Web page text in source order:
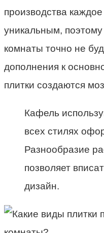
производства
уникальным,
комнаты точно не
дополнения к
плитки создаются
Кафель
всех стилях
Разнообразие
позволяет
дизайн.